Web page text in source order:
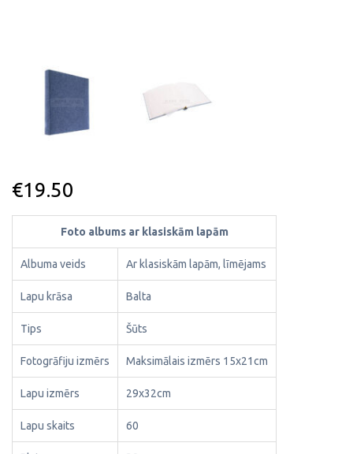
€19.50
Foto albums ar klasiskām lapām
Albuma veids Ar klasiskām lapām, līmējams
Lapu krāsa Balta
Tips Šūts
Fotogrāfiju izmērs Maksimālais izmērs 15x21cm
Lapu izmērs 29x32cm
Lapu skaits 60